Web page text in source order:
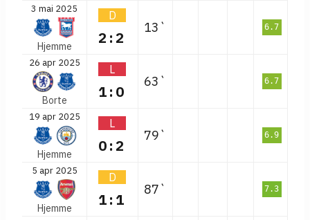
3 mai 2025
Hjemme
D
2:2
13` 6.7
26 apr 2025
Borte
L
1:0
63` 6.7
19 apr 2025
Hjemme
L
0:2
79` 6.9
5 apr 2025
Hjemme
D
1:1
87` 7.3